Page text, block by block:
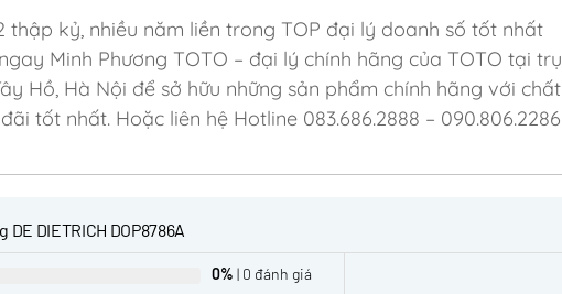
thập kỷ, nhiều năm liền trong TOP đại lý doanh số tốt nhất
Minh Phương TOTO – đại lý chính hãng của TOTO tại trụ
Hồ, Hà Nội để sở hữu những sản phẩm chính hãng với chất
tốt nhất. Hoặc liên hệ Hotline 083.686.2888 – 090.806.2286
DIETRICH DOP8786A
0% | 0 đánh giá